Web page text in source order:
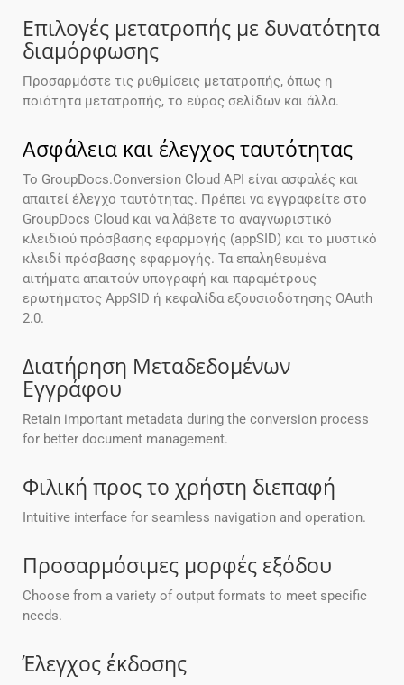
Επιλογές μετατροπής με δυνατότητα
διαμόρφωσης
Προσαρμόστε τις ρυθμίσεις μετατροπής, όπως η
ποιότητα μετατροπής, το εύρος σελίδων και άλλα.
Ασφάλεια και έλεγχος ταυτότητας
Το GroupDocs.Conversion Cloud API είναι ασφαλές και
απαιτεί έλεγχο ταυτότητας. Πρέπει να εγγραφείτε στο
GroupDocs Cloud και να λάβετε το αναγνωριστικό
κλειδιού πρόσβασης εφαρμογής (appSID) και το μυστικό
κλειδί πρόσβασης εφαρμογής. Τα επαληθευμένα
αιτήματα απαιτούν υπογραφή και παραμέτρους
ερωτήματος AppSID ή κεφαλίδα εξουσιοδότησης OAuth
2.0.
Διατήρηση Μεταδεδομένων
Εγγράφου
Retain important metadata during the conversion process
for better document management.
Φιλική προς το χρήστη διεπαφή
Intuitive interface for seamless navigation and operation.
Προσαρμόσιμες μορφές εξόδου
Choose from a variety of output formats to meet specific
needs.
Έλεγχος έκδοσης